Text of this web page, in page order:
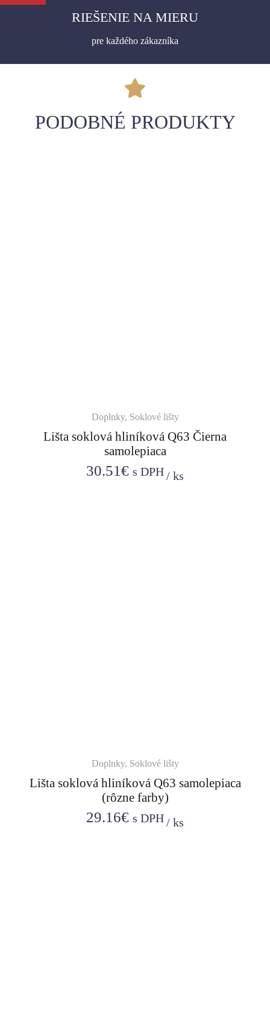
RIEŠENIE NA MIERU
pre každého zákazníka
PODOBNÉ PRODUKTY
Doplnky, Soklové lišty
Lišta soklová hliníková Q63 Čierna
samolepiaca
30.51€ s DPH /ks
Doplnky, Soklové lišty
Lišta soklová hliníková Q63 samolepiaca
(rôzne farby)
29.16€ s DPH /ks